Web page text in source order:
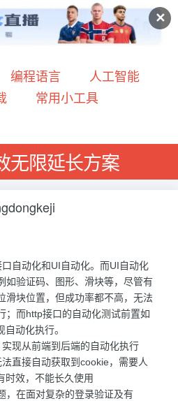
✕
编程语言
人工智能
常用小工具
无限延长方案
自动化和UI自动化。而UI自动化
如验证码、图形、滑块等，尽管有
滑块位置，但成功率都不高，无法
；而http接口的自动化测试前置如
动化执行。
现从前端到后端的自动化执行
直接自动获取到cookie，需要人
时效，不能长久使用
，在面对复杂的登录验证及有